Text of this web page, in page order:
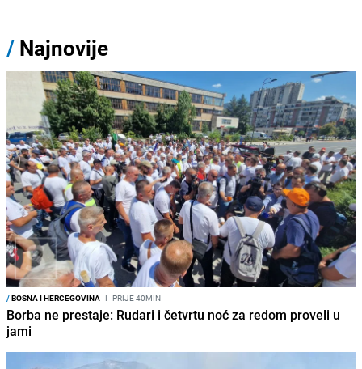
/ Najnovije
/BOSNA I HERCEGOVINA I PRIJE 40MIN
Borba ne prestaje: Rudari i četvrtu noć za redom proveli u
jami